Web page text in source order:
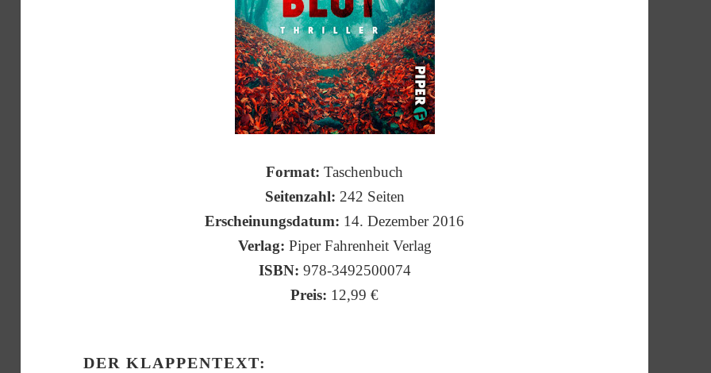
Format: Taschenbuch
Seitenzahl: 242 Seiten
Erscheinungsdatum: 14. Dezember 2016
Verlag: Piper Fahrenheit Verlag
ISBN: 978-3492500074
Preis: 12,99 €
DER KLAPPENTEXT: